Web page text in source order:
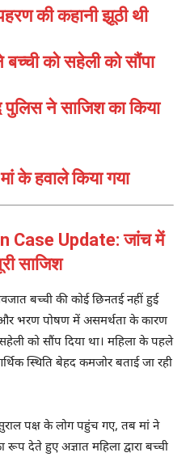
की कहानी झूठी थी
को सहेली को सौंपा
ने साजिश का किया
के हवाले किया गया
Case Update: जांच में
साजिश
बच्ची की कोई छिनतई नहीं हुई
और भरण पोषण में असमर्थता के कारण
को सौंप दिया था। महिला के पहले
स्थिति बेहद कमजोर बताई जा रही
पक्ष के लोग पहुंच गए, तब मां ने
देते हुए अज्ञात महिला द्वारा बच्ची